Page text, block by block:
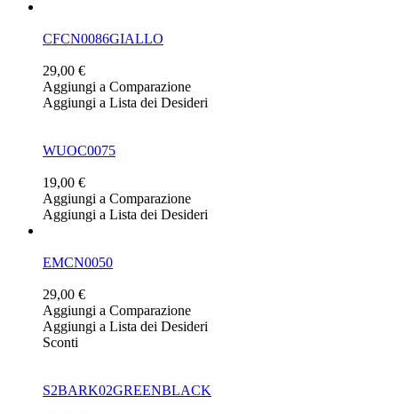
CFCN0086GIALLO
29,00 €
Aggiungi a Comparazione
Aggiungi a Lista dei Desideri
WUOC0075
19,00 €
Aggiungi a Comparazione
Aggiungi a Lista dei Desideri
EMCN0050
29,00 €
Aggiungi a Comparazione
Aggiungi a Lista dei Desideri
Sconti
S2BARK02GREENBLACK